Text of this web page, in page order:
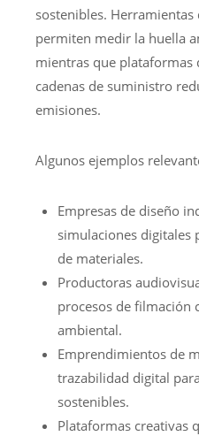
sostenibles. Herramientas
permiten medir la huella
mientras que plataformas
cadenas de suministro
emisiones.
Algunos ejemplos
Empresas de diseño
simulaciones digitales
de materiales.
Productoras
procesos de filmación
ambiental.
Emprendimientos de
trazabilidad digital
sostenibles.
Plataformas creativas